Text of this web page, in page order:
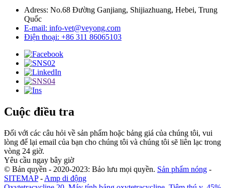
Adress: No.68 Đường Ganjiang, Shijiazhuang, Hebei, Trung
Quốc
E-mail: info-vet@veyong.com
Điện thoại: +86 311 86065103
Cuộc điều tra
Đối với các câu hỏi về sản phẩm hoặc bảng giá của chúng tôi, vui
lòng để lại email của bạn cho chúng tôi và chúng tôi sẽ liên lạc trong
vòng 24 giờ.
Yêu cầu ngay bây giờ
© Bản quyền - 2020-2023: Bảo lưu mọi quyền. Sản phẩm nóng -
SITEMAP- Amp di động